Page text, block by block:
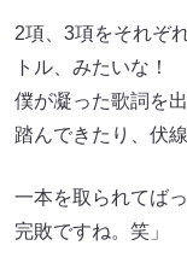
2項、3項をそれぞ
トル、みたいな！
僕が凝った歌詞を
踏んできたり、伏
一本を取られてば
完敗ですね。笑」